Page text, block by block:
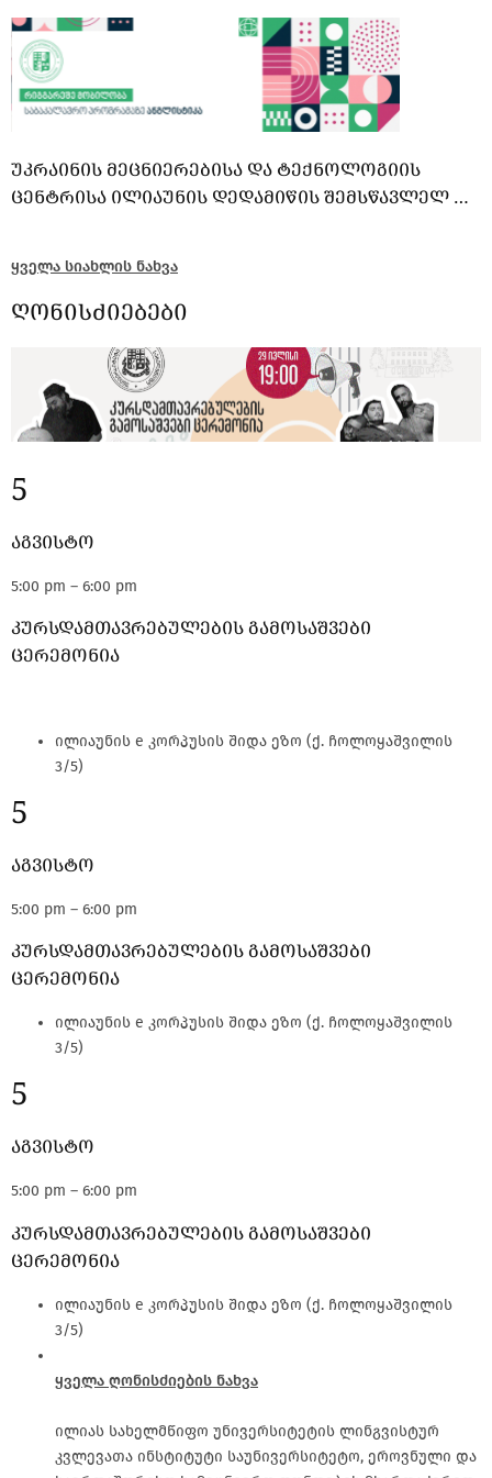
ᲣᲙᲠᲐᲘᲜᲘᲡ ᲛᲔᲪᲜᲘᲔᲠᲔᲑᲘᲡᲐ ᲓᲐ ᲢᲔᲥᲜᲝᲚᲝᲒᲘᲘᲡ
ᲪᲔᲜᲢᲠᲘᲡᲐ ᲘᲚᲘᲐᲣᲜᲘᲡ ᲓᲔᲓᲐᲛᲘᲬᲘᲡ შემსწავლელ …
ყველა სიახლის ნახვა
ღონისძიებები
5
აგვისტო
5:00 pm – 6:00 pm
კურსდამთავრებულების გამოსაშვები
ცერემონია
ილიაუნის e კორპუსის შიდა ეზო (ქ. ჩოლოყაშვილის
3/5)
5
აგვისტო
5:00 pm – 6:00 pm
კურსდამთავრებულების გამოსაშვები
ცერემონია
ილიაუნის e კორპუსის შიდა ეზო (ქ. ჩოლოყაშვილის
3/5)
5
აგვისტო
5:00 pm – 6:00 pm
კურსდამთავრებულების გამოსაშვები
ცერემონია
ილიაუნის e კორპუსის შიდა ეზო (ქ. ჩოლოყაშვილის
3/5)
ყველა ღონისძიების ნახვა
ილიას სახელმწიფო უნივერსიტეტის ლინგვისტურ
კვლევათა ინსტიტუტი საუნივერსიტეტო, ეროვნული და